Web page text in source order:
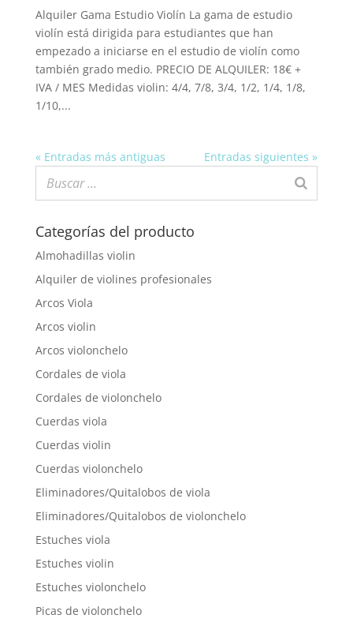
Alquiler Gama Estudio Violín La gama de estudio
violín está dirigida para estudiantes que han
empezado a iniciarse en el estudio de violín como
también grado medio. PRECIO DE ALQUILER: 18€ +
IVA / MES Medidas violin: 4/4, 7/8, 3/4, 1/2, 1/4, 1/8,
1/10,...
« Entradas más antiguas Entradas siguientes »
Categorías del producto
Almohadillas violin
Alquiler de violines profesionales
Arcos Viola
Arcos violin
Arcos violonchelo
Cordales de viola
Cordales de violonchelo
Cuerdas viola
Cuerdas violin
Cuerdas violonchelo
Eliminadores/Quitalobos de viola
Eliminadores/Quitalobos de violonchelo
Estuches viola
Estuches violin
Estuches violonchelo
Picas de violonchelo